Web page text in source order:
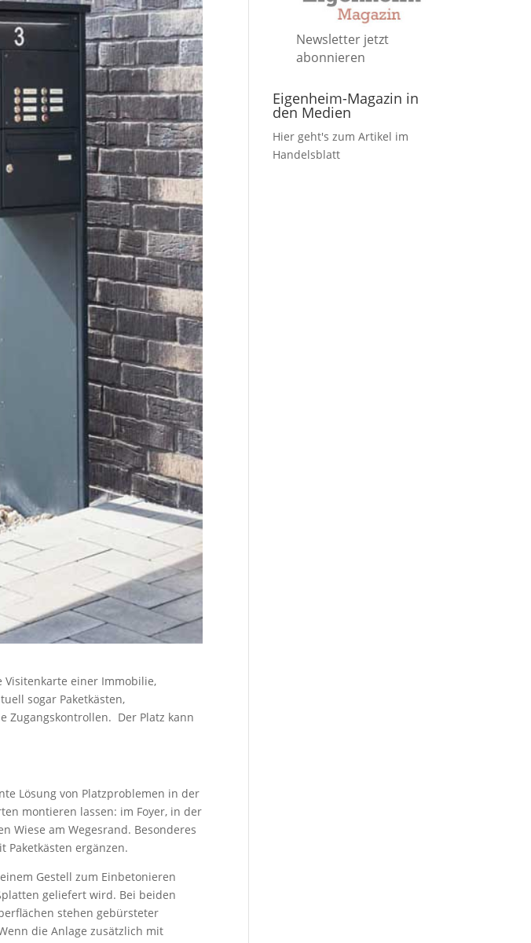
Visitenkarte einer Immobilie,
sogar Paketkästen,
Zugangskontrollen. Der Platz kann
Lösung von Platzproblemen in der
montieren lassen: im Foyer, in der
Wiese am Wegesrand. Besonderes
Paketkästen ergänzen.
Gestell zum Einbetonieren
geliefert wird. Bei beiden
stehen gebürsteter
die Anlage zusätzlich mit
Newsletter jetzt
abonnieren
Eigenheim-Magazin in
den Medien
Hier geht's zum Artikel im
Handelsblatt